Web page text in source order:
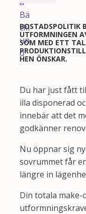
BOSTADSPOLITIK
UTFORMNINGEN
SOM MED ETT
HEN ÖNSKAR.
Du har just fått
illa disponerad
innebär att det
godkänner
Nu öppnar sig
sovrummet får
längre in
Din totala